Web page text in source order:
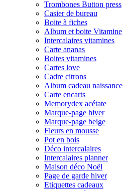
Trombones Button press
Casier de bureau
Boite à fiches
Album et boite Vitamine
Intercalaires vitamines
Carte ananas
Boites vitamines
Cartes love
Cadre citrons
Album cadeau naissance
Carte encarts
Memorydex acétate
Marque-page hiver
Marque-page beige
Fleurs en mousse
Pot en bois
Déco intercalaires
Intercalaires planner
Maison déco Noël
Page de garde hiver
Etiquettes cadeaux